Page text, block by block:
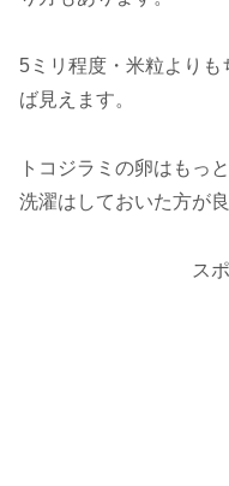
5ミリ程度・米粒より
ば見えます。
トコジラミの卵はもっ
洗濯はしておいた方が
ス